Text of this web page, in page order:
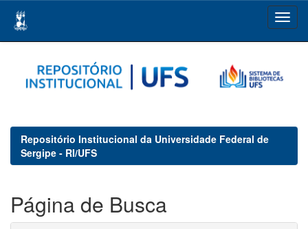
navigation
Repositório Institucional da Universidade Federal de
Sergipe - RI/UFS
Página de Busca